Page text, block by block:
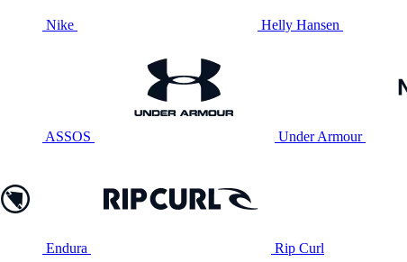
Nike Helly Hansen
ASSOS Under Armour
Endura Rip Curl